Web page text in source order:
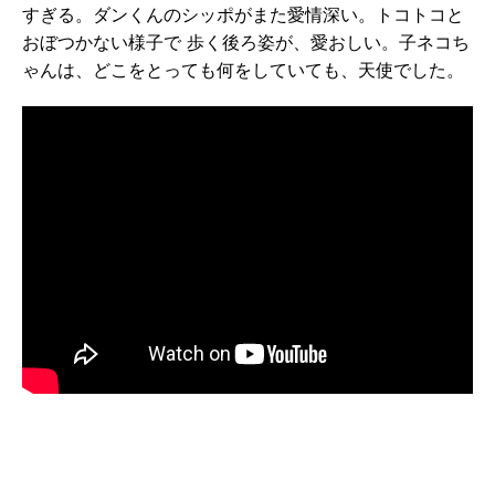
すぎる。ダンくんのシッポがまた愛情深い。トコトコと
おぼつかない様子で 歩く後ろ姿が、愛おしい。子ネコち
ゃんは、どこをとっても何をしていても、天使でした。